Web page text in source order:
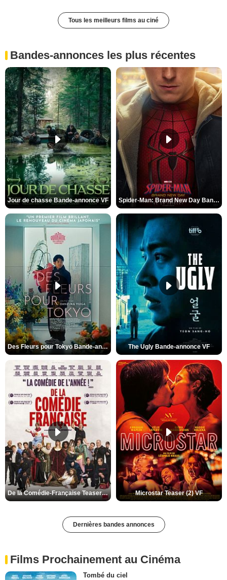
Tous les meilleurs films au ciné
Bandes-annonces les plus récentes
Jour de chasse Bande-annonce VF Spider-Man: Brand New Day Bande-annonce (3) VO STFR
Des Fleurs pour Tokyo Bande-annonce VO STFR The Ugly Bande-annonce VF
De la Comédie-Française Teaser (3) VF Microstar Teaser (2) VF
Dernières bandes annonces
Films Prochainement au Cinéma
Tombé du ciel